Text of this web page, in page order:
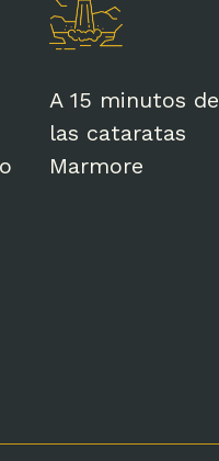
A 15 minutos de
las cataratas
Marmore